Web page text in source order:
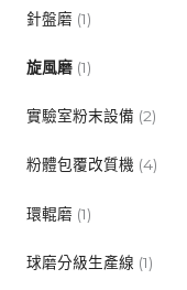
針盤磨 (1)
旋風磨 (1)
實驗室粉末設備 (2)
粉體包覆改質機 (4)
環輥磨 (1)
球磨分級生產線 (1)